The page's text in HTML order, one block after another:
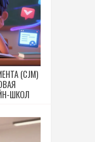
(CJM)
ШКОЛ